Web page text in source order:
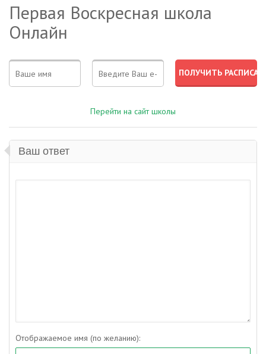
Первая Воскресная школа
Онлайн
Перейти на сайт школы
Ваш ответ
Отображаемое имя (по желанию):